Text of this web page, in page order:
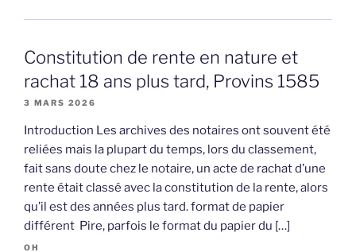
Constitution de rente en nature et
rachat 18 ans plus tard, Provins 1585
3 MARS 2026
Introduction Les archives des notaires ont souvent été
reliées mais la plupart du temps, lors du classement,
fait sans doute chez le notaire, un acte de rachat d’une
rente était classé avec la constitution de la rente, alors
qu’il est des années plus tard. format de papier
différent Pire, parfois le format du papier du […]
OH